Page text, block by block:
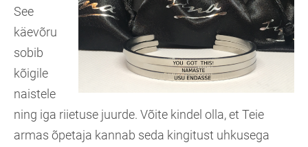
See
käevõru
sobib
kõigile
naistele
ning iga riietuse juurde. Võite kindel olla, et Teie
armas õpetaja kannab seda kingitust uhkusega